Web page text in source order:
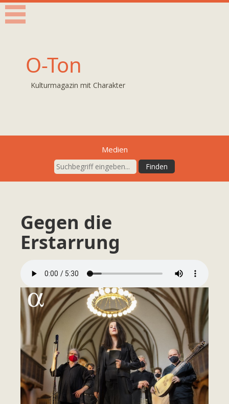
O-Ton
Kulturmagazin mit Charakter
Medien
Gegen die
Erstarrung